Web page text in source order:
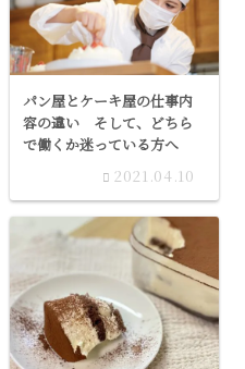
パン屋とケーキ屋の仕事内
容の違い そして、どちら
で働くか迷っている方へ
2021.04.10